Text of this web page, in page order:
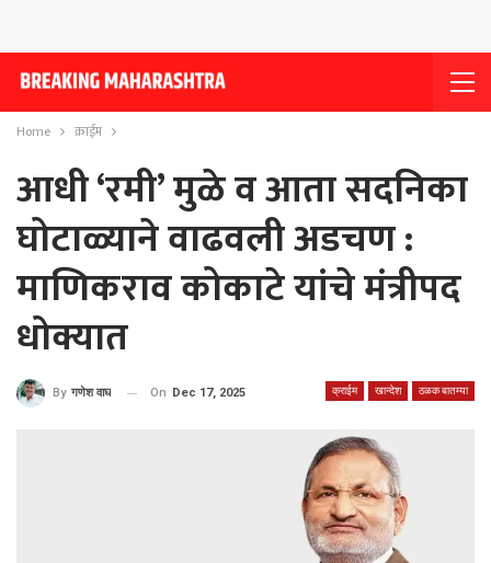
Home क्राईम
आधी ‘रमी’ मुळे व आता सदनिका
घोटाळ्याने वाढवली अडचण :
माणिकराव कोकाटे यांचे मंत्रीपद
धोक्यात
क्राईम खान्देश ठळक बातम्या
By गणेश वाघ On Dec 17, 2025